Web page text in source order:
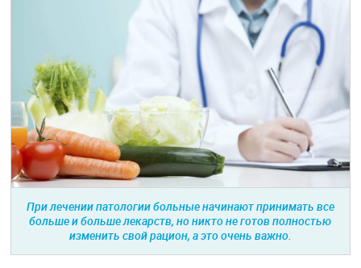
При лечении патологии больные начинают принимать все
больше и больше лекарств, но никто не готов полностью
изменить свой рацион, а это очень важно.